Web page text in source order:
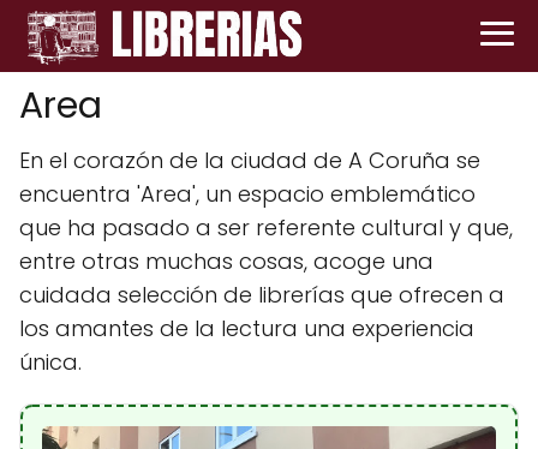
Area
En el corazón de la ciudad de A Coruña se
encuentra 'Area', un espacio emblemático
que ha pasado a ser referente cultural y que,
entre otras muchas cosas, acoge una
cuidada selección de librerías que ofrecen a
los amantes de la lectura una experiencia
única.